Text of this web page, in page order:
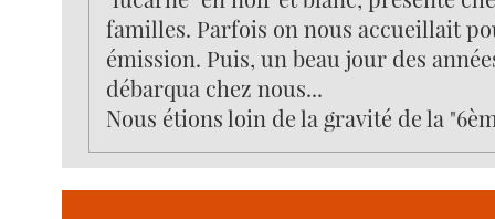
familles. Parfois on nous accueillait
émission. Puis, un beau jour des
débarqua chez nous...
Nous étions loin de la gravité de la